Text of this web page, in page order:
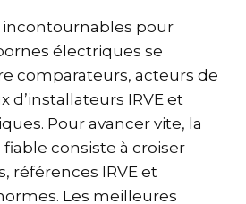
incontournables pour
électriques se
comparateurs, acteurs de
d’installateurs IRVE et
Pour avancer vite, la
consiste à croiser
références IRVE et
Les meilleures